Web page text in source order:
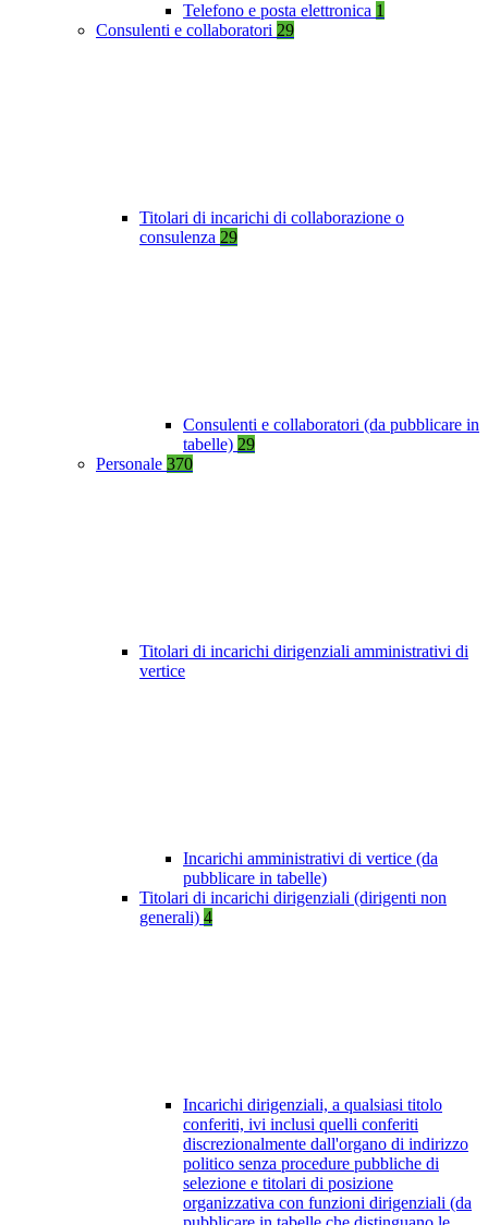
Telefono e posta elettronica 1
Consulenti e collaboratori 29
Titolari di incarichi di collaborazione o
consulenza 29
Consulenti e collaboratori (da pubblicare in
tabelle) 29
Personale 370
Titolari di incarichi dirigenziali amministrativi di
vertice
Incarichi amministrativi di vertice (da
pubblicare in tabelle)
Titolari di incarichi dirigenziali (dirigenti non
generali) 4
Incarichi dirigenziali, a qualsiasi titolo
conferiti, ivi inclusi quelli conferiti
discrezionalmente dall'organo di indirizzo
politico senza procedure pubbliche di
selezione e titolari di posizione
organizzativa con funzioni dirigenziali (da